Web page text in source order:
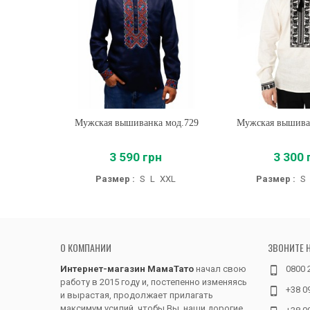
Купить
Мужская вышиванка мод.729
3 590 грн
Размер : S L XXL
Купить
Мужская
3 300
Размер : S
О КОМПАНИИ
Интернет-магазин МамаТато начал свою
работу в 2015 году и, постепенно изменяясь
и вырастая, продолжает прилагать
ЗВОНИТЕ
0800
+38